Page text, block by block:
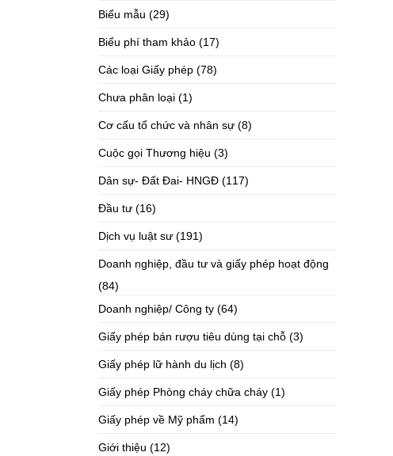
Biểu mẫu (29)
Biểu phí tham khảo (17)
Các loại Giấy phép (78)
Chưa phân loại (1)
Cơ cấu tổ chức và nhân sự (8)
Cuộc gọi Thương hiệu (3)
Dân sự- Đất Đai- HNGĐ (117)
Đầu tư (16)
Dịch vụ luật sư (191)
Doanh nghiệp, đầu tư và giấy phép hoạt động
(84)
Doanh nghiệp/ Công ty (64)
Giấy phép bán rượu tiêu dùng tại chỗ (3)
Giấy phép lữ hành du lịch (8)
Giấy phép Phòng cháy chữa cháy (1)
Giấy phép về Mỹ phẩm (14)
Giới thiệu (12)